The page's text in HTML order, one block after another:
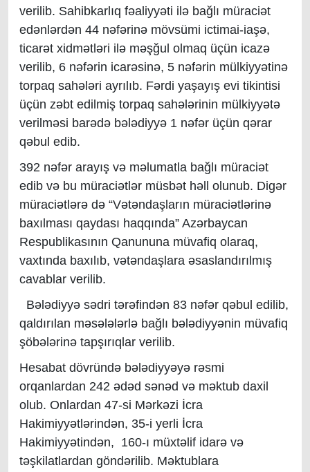
verilib. Sahibkarlıq fəaliyyəti ilə bağlı müraciət
edənlərdən 44 nəfərinə mövsümi ictimai-iaşə,
ticarət xidmətləri ilə məşğul olmaq üçün icazə
verilib, 6 nəfərin icarəsinə, 5 nəfərin mülkiyyətinə
torpaq sahələri ayrılıb. Fərdi yaşayış evi tikintisi
üçün zəbt edilmiş torpaq sahələrinin mülkiyyətə
verilməsi barədə bələdiyyə 1 nəfər üçün qərar
qəbul edib.
392 nəfər arayış və məlumatla bağlı müraciət
edib və bu müraciətlər müsbət həll olunub. Digər
müraciətlərə də “Vətəndaşların müraciətlərinə
baxılması qaydası haqqında” Azərbaycan
Respublikasının Qanununa müvafiq olaraq,
vaxtında baxılıb, vətəndaşlara əsaslandırılmış
cavablar verilib.
Bələdiyyə sədri tərəfindən 83 nəfər qəbul edilib,
qaldırılan məsələlərlə bağlı bələdiyyənin müvafiq
şöbələrinə tapşırıqlar verilib.
Hesabat dövründə bələdiyyəyə rəsmi
orqanlardan 242 ədəd sənəd və məktub daxil
olub. Onlardan 47-si Mərkəzi İcra
Hakimiyyətlərindən, 35-i yerli İcra
Hakimiyyətindən, 160-ı müxtəlif idarə və
təşkilatlardan göndərilib. Məktublara